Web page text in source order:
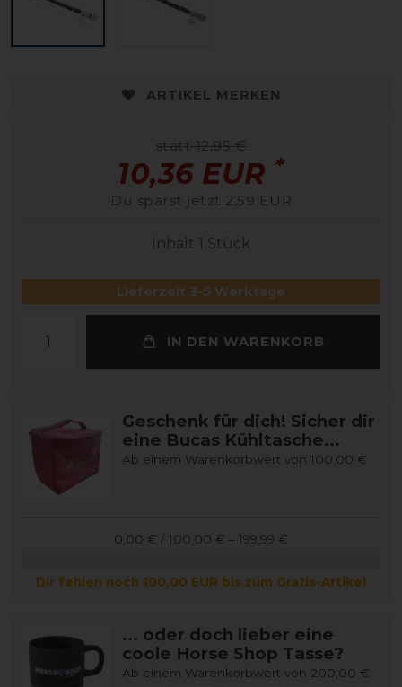
ARTIKEL MERKEN
statt 12,95 €
10,36 EUR *
Du sparst jetzt 2,59 EUR
Inhalt 1 Stück
Lieferzeit 3-5 Werktage
IN DEN WARENKORB
Geschenk für dich! Sicher dir
eine Bucas Kühltasche...
Ab einem Warenkorbwert von 100,00 €
0,00 € / 100,00 € – 199,99 €
Dir fehlen noch 100,00 EUR bis zum Gratis-Artikel
... oder doch lieber eine
coole Horse Shop Tasse?
Ab einem Warenkorbwert von 200,00 €